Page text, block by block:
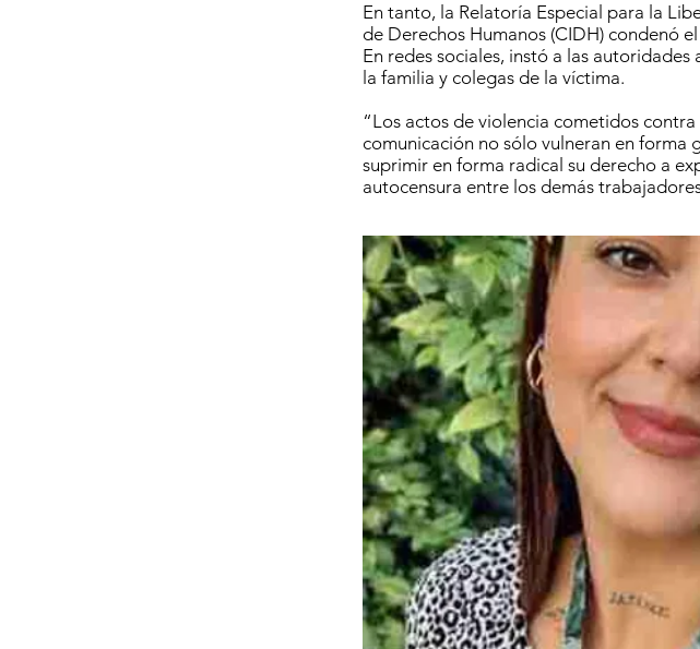
En tanto, la Relatoría Especial para la
de Derechos Humanos (CIDH) condenó
En redes sociales, instó a las
la familia y colegas de la víctima.
“Los actos de violencia cometidos
comunicación no sólo vulneran en forma
suprimir en forma radical su derecho a
autocensura entre los demás